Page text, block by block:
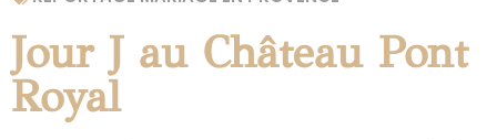
Jour J au Château Pont
Royal